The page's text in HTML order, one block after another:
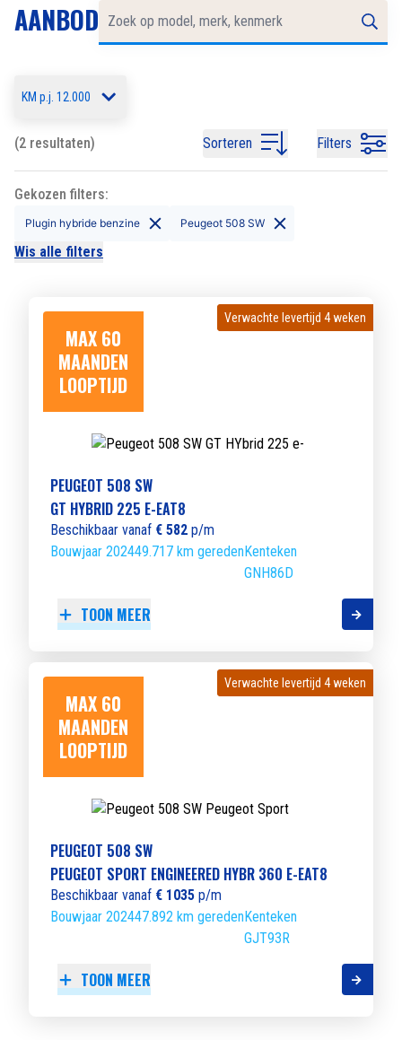
AANBOD
KM p.j. 12.000
(2 resultaten) Sorteren Filters
Gekozen filters:
Plugin hybride benzine Peugeot 508 SW
Wis alle filters
MAX 60
MAANDEN
LOOPTIJD
Verwachte levertijd 4 weken
Verwachte levertijd 4 weken
PEUGEOT 508 SW
GT HYBRID 225 E-EAT8
Beschikbaar vanaf € 582 p/m
Bouwjaar 202449.717 km geredenKenteken
GNH86D
TOON MEER
MAX 60
MAANDEN
LOOPTIJD
Verwachte levertijd 4 weken
Verwachte levertijd 4 weken
PEUGEOT 508 SW
PEUGEOT SPORT ENGINEERED HYBR 360 E-EAT8
Beschikbaar vanaf € 1035 p/m
Bouwjaar 202447.892 km geredenKenteken
GJT93R
TOON MEER